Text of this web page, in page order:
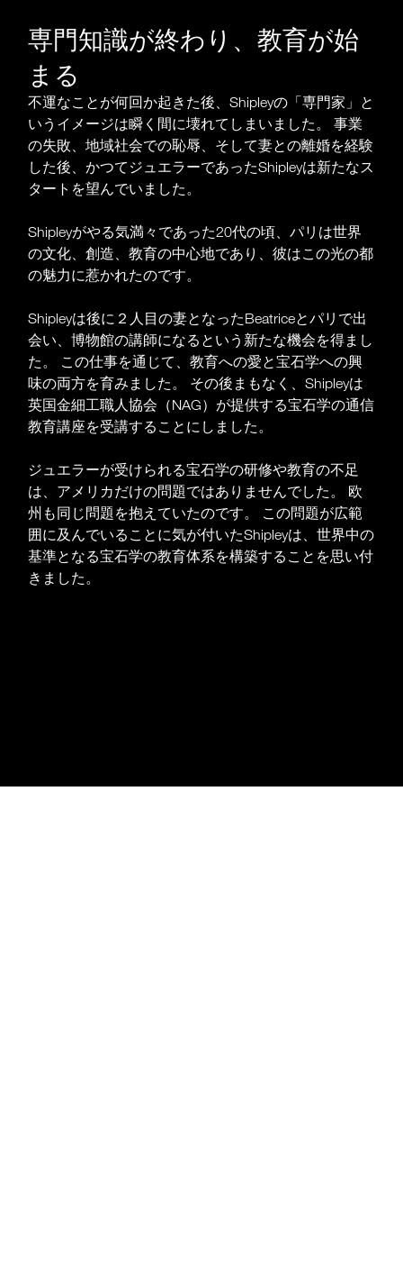
専門知識が終わり、教育が始
まる
不運なことが何回か起きた後、Shipleyの「専門家」と
いうイメージは瞬く間に壊れてしまいました。 事業
の失敗、地域社会での恥辱、そして妻との離婚を経験
した後、かつてジュエラーであったShipleyは新たなス
タートを望んでいました。
Shipleyがやる気満々であった20代の頃、パリは世界
の文化、創造、教育の中心地であり、彼はこの光の都
の魅力に惹かれたのです。
Shipleyは後に２人目の妻となったBeatriceとパリで出
会い、博物館の講師になるという新たな機会を得まし
た。 この仕事を通じて、教育への愛と宝石学への興
味の両方を育みました。 その後まもなく、Shipleyは
英国金細工職人協会（NAG）が提供する宝石学の通信
教育講座を受講することにしました。
ジュエラーが受けられる宝石学の研修や教育の不足
は、アメリカだけの問題ではありませんでした。 欧
州も同じ問題を抱えていたのです。 この問題が広範
囲に及んでいることに気が付いたShipleyは、世界中の
基準となる宝石学の教育体系を構築することを思い付
きました。